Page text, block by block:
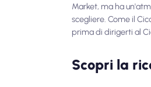
Market, ma ha
scegliere. Come il
prima di dirigerti al
Scopri la